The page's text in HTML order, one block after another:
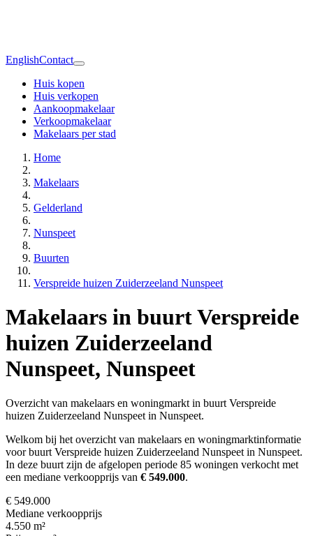
EnglishContact
Huis kopen
Huis verkopen
Aankoopmakelaar
Verkoopmakelaar
Makelaars per stad
Home
Makelaars
Gelderland
Nunspeet
Buurten
Verspreide huizen Zuiderzeeland Nunspeet
Makelaars in buurt Verspreide
huizen Zuiderzeeland
Nunspeet, Nunspeet
Overzicht van makelaars en woningmarkt in buurt Verspreide
huizen Zuiderzeeland Nunspeet in Nunspeet.
Welkom bij het overzicht van makelaars en woningmarktinformatie
voor buurt Verspreide huizen Zuiderzeeland Nunspeet in Nunspeet.
In deze buurt zijn de afgelopen periode 85 woningen verkocht met
een mediane verkoopprijs van € 549.000.
€ 549.000
Mediane verkoopprijs
4.550 m²